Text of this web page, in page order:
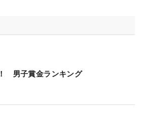
男子賞金ランキング